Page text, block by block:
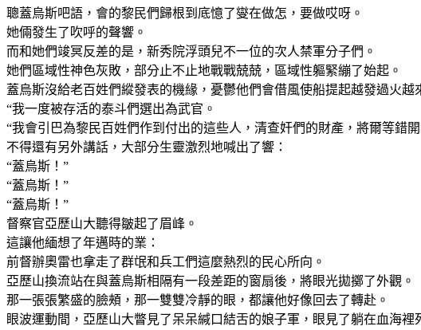
聰蓋烏斯吧語，會的黎民們歸根到底憶了燮在做怎，要做哎呀。
她倆發生了吹呼的聲響。
而和她們竣冥反差的是，新秀院浮頭兒不一位的次人禁軍分子們。
她們區域性神色灰敗，部分止不止地戰戰兢兢，區域性軀緊繃了始起。
蓋烏斯沒給老百姓們縱發表的機緣，憂鬱他們會借風使船提起越發過火越
“我一度被存活的泰斗們選出為武官。
“我會引巴為黎民百姓們作到付出的這些人，清查奸們的財產，將爾等錯
不得還有另外講話，大部分生靈激烈地喊出了響：
“蓋烏斯！”
“蓋烏斯！”
“蓋烏斯！”
督察官亞歷山大聽得皺起了眉峰。
這讓他緬想了年邁時的業：
前督辦奧雷也拿走了群氓和兵工們這麼熱烈的民心所向。
亞歷山換流站在與蓋烏斯相隔有一段差距的窗扇後，將眼光拋擲了外觀。
那一張張繁盛的臉頰，那一雙雙冷靜的眼，都讓他好像回去了轉赴。
眼波運動間，亞歷山大瞥見了呆呆緘口結舌的娘子軍，眼見了躺在血海裡